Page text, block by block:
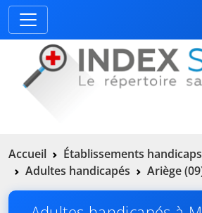
Accueil
Établissements handicaps
Adultes handicapés
Ariège